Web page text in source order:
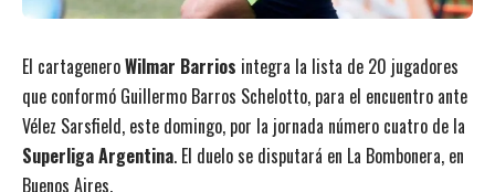
El cartageneroWilmar Barrios integra la lista de 20 jugadores
que conformó Guillermo Barros Schelotto, para el encuentro ante
Vélez Sarsfield, este domingo, por la jornada número cuatro de la
Superliga Argentina. El duelo se disputará en La Bombonera, en
Buenos Aires.